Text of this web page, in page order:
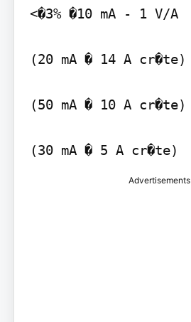
<�3% �10 mA - 1 V/A
(20 mA � 14 A cr�te)
(50 mA � 10 A cr�te)
(30 mA � 5 A cr�te)
Advertisements